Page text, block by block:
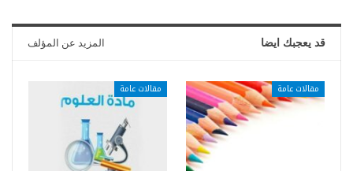
قد يعجبك ايضا المزيد عن المؤلف
مقالات عامة مقالات عامة